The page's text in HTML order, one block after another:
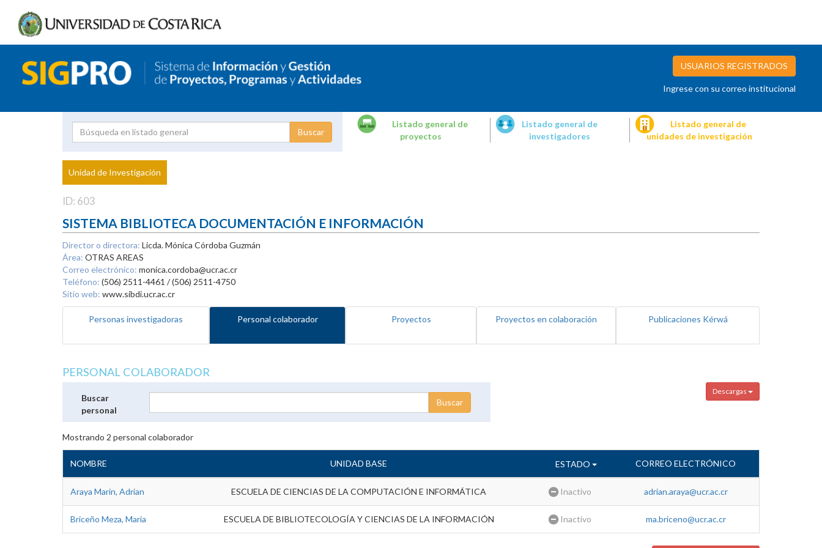
USUARIOS REGISTRADOS
Ingrese con su correo institucional
Proyecto
Investigador
Listado general de
proyectos
Listado general de
investigadores
Listado general de
unidades de investigación
Unidad de Investigación
ID: 603
SISTEMA BIBLIOTECA DOCUMENTACIÓN E INFORMACIÓN
Director o directora: Licda. Mónica Córdoba Guzmán
Área: OTRAS AREAS
Correo electrónico: monica.cordoba@ucr.ac.cr
Teléfono: (506) 2511-4461 / (506) 2511-4750
Sitio web: www.sibdi.ucr.ac.cr
Personas investigadoras Personal colaborador Proyectos Proyectos en colaboración Publicaciones Kérwá
PERSONAL COLABORADOR
Descargas
Buscar
personal
Mostrando 2 personal colaborador
NOMBRE UNIDAD BASE ESTADO CORREO ELECTRÓNICO
Araya Marin, Adrian ESCUELA DE CIENCIAS DE LA COMPUTACIÓN E INFORMÁTICA Inactivo adrian.araya@ucr.ac.cr
Briceño Meza, Maria ESCUELA DE BIBLIOTECOLOGÍA Y CIENCIAS DE LA INFORMACIÓN Inactivo ma.briceno@ucr.ac.cr